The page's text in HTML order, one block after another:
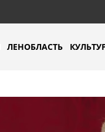
ЛЕНОБЛАСТЬ